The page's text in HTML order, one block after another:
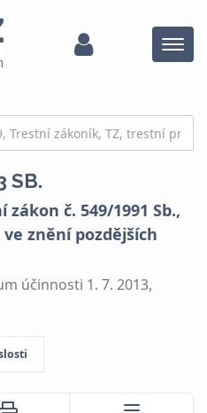
Menu
SB.
č. 549/1991 Sb.,
znění pozdějších
účinnosti 1. 7. 2013,